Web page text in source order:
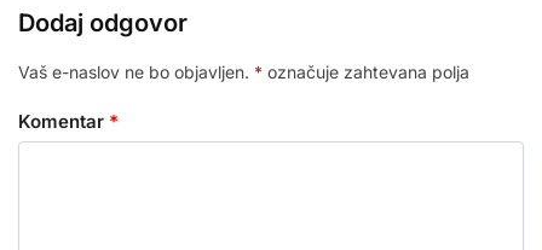
Dodaj odgovor
Vaš e-naslov ne bo objavljen. * označuje zahtevana polja
Komentar *